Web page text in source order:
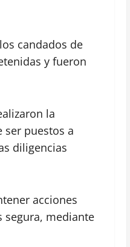
candados de
y fueron
la
puestos a
diligencias
acciones
segura, mediante